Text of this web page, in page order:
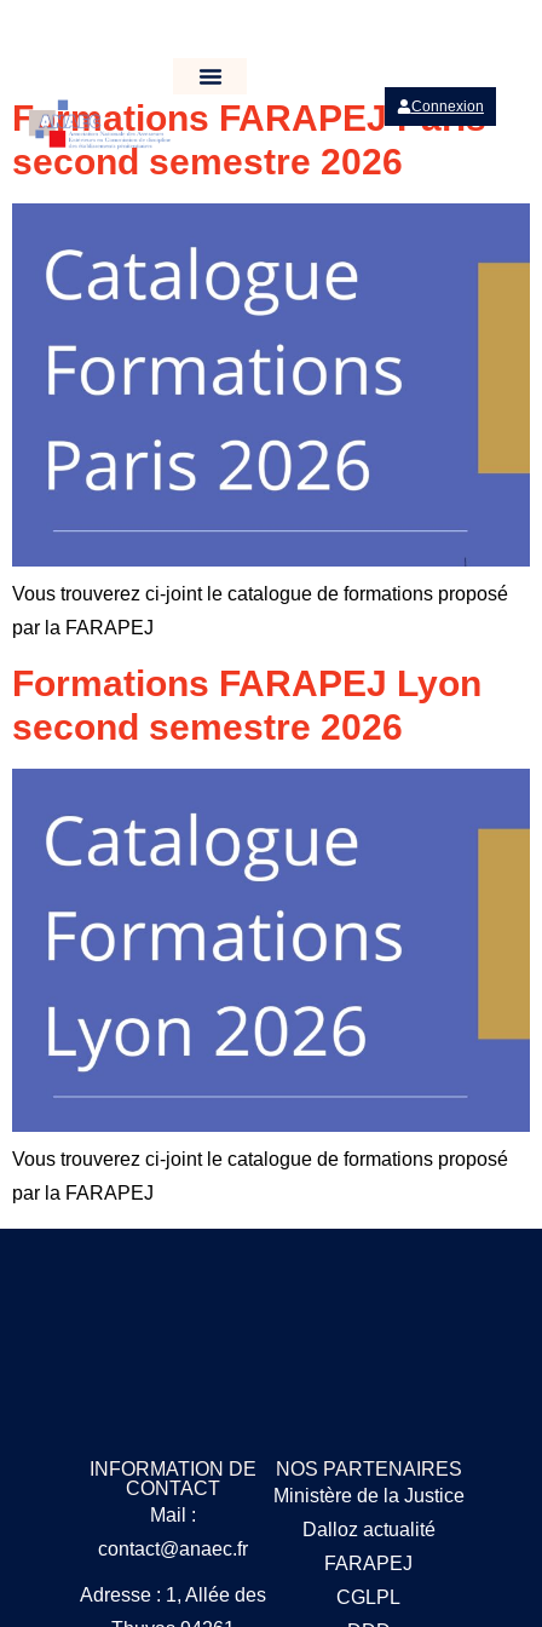
Connexion
Formations FARAPEJ Paris
second semestre 2026
Vous trouverez ci-joint le catalogue de formations proposé
par la FARAPEJ
Formations FARAPEJ Lyon
second semestre 2026
Vous trouverez ci-joint le catalogue de formations proposé
par la FARAPEJ
INFORMATION DE
CONTACT
Mail :
contact@anaec.fr
Adresse : 1, Allée des
NOS PARTENAIRES
Ministère de la Justice
Dalloz actualité
FARAPEJ
CGLPL